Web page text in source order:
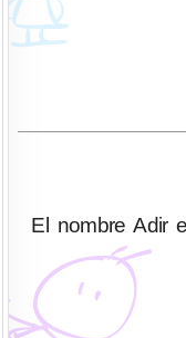
El nombre Adir